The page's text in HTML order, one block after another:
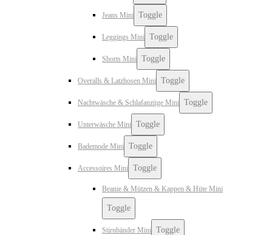
Jeans Mini Toggle
Leggings Mini Toggle
Shorts Mini Toggle
Overalls & Latzhosen Mini Toggle
Nachtwäsche & Schlafanzüge Mini Toggle
Unterwäsche Mini Toggle
Bademode Mini Toggle
Accessoires Mini Toggle
Beanie & Mützen & Kappen & Hüte Mini
Toggle
Stirnbänder Mini Toggle